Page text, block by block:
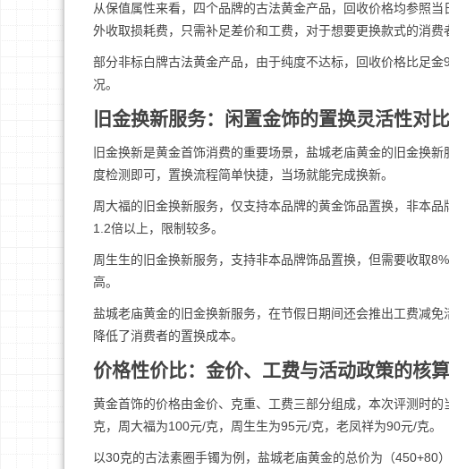
从保值属性来看，四个品牌的古法黄金产品，回收价格均参照
外收取损耗费，只需补足差价和工费，对于想要更换款式的消费
部分非标白牌古法黄金产品，由于纯度不达标，回收价格比足
况。
旧金换新服务：闲置金饰的置换灵活性对比
旧金换新是黄金首饰消费的重要场景，盐城老庙黄金的旧金换
度检测即可，置换流程简单快捷，当场就能完成换新。
周大福的旧金换新服务，仅支持本品牌的黄金饰品置换，非本
1.2倍以上，限制较多。
周生生的旧金换新服务，支持非本品牌饰品置换，但需要收取
高。
盐城老庙黄金的旧金换新服务，在节假日期间还会推出工费减
降低了消费者的置换成本。
价格性价比：金价、工费与活动政策的核算
黄金首饰的价格由金价、克重、工费三部分组成，本次评测时
克，周大福为100元/克，周生生为95元/克，老凤祥为90元/克。
以30克的古法素圈手镯为例，盐城老庙黄金的总价为（